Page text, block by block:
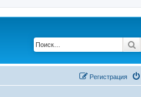
Регистрация